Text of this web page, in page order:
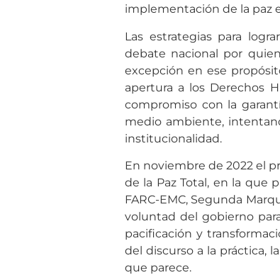
implementación de la paz
Las estrategias para
debate nacional por
excepción en ese
apertura a los Derechos
compromiso con la
medio ambiente,
institucionalidad.
En noviembre de 2022 el
de la Paz Total, en la que
FARC-EMC, Segunda
voluntad del gobierno
pacificación y
del discurso a la práctica,
que parece.